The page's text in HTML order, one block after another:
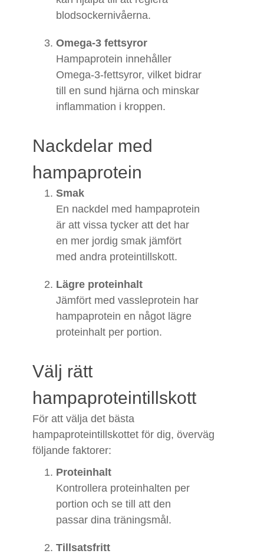
blodsockernivåerna.
Omega-3 fettsyror
Hampaprotein innehåller
Omega-3-fettsyror, vilket bidrar
till en sund hjärna och minskar
inflammation i kroppen.
Nackdelar med
hampaprotein
Smak
En nackdel med hampaprotein
är att vissa tycker att det har
en mer jordig smak jämfört
med andra proteintillskott.
Lägre proteinhalt
Jämfört med vassleprotein har
hampaprotein en något lägre
proteinhalt per portion.
Välj rätt
hampaproteintillskott
För att välja det bästa
hampaproteintillskottet för dig, överväg
följande faktorer:
Proteinhalt
Kontrollera proteinhalten per
portion och se till att den
passar dina träningsmål.
Tillsatsfritt